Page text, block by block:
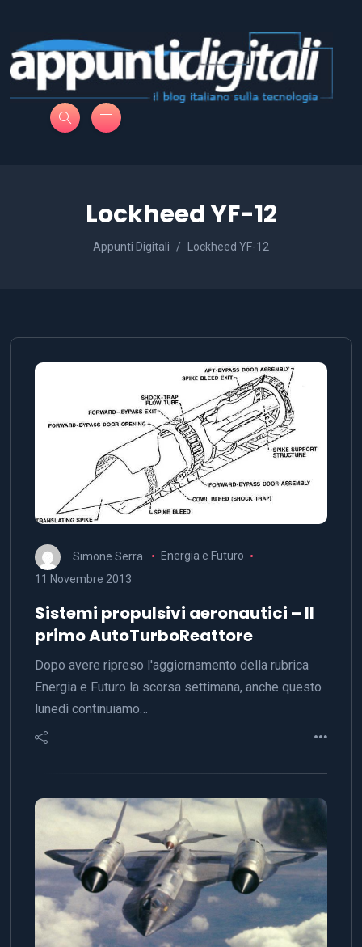
Lockheed YF-12
Appunti Digitali Lockheed YF-12
Simone Serra
Energia e Futuro
11 Novembre 2013
Sistemi propulsivi aeronautici – Il
primo AutoTurboReattore
Dopo avere ripreso l'aggiornamento della rubrica
Energia e Futuro la scorsa settimana, anche questo
lunedì continuiamo…